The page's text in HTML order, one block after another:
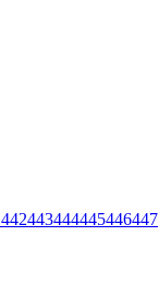
442443444445446447